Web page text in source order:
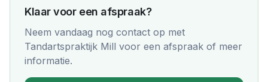
Klaar voor een afspraak?
Neem vandaag nog contact op met
Tandartspraktijk Mill voor een afspraak of meer
informatie.